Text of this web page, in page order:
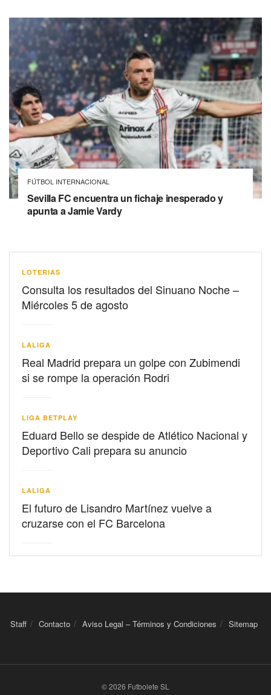
FÚTBOL INTERNACIONAL
Sevilla FC encuentra un fichaje inesperado y
apunta a Jamie Vardy
LOTERIAS
Consulta los resultados del Sinuano Noche –
Miércoles 5 de agosto
LALIGA
Real Madrid prepara un golpe con Zubimendi
si se rompe la operación Rodri
LIGA BETPLAY
Eduard Bello se despide de Atlético Nacional y
Deportivo Cali prepara su anuncio
LALIGA
El futuro de Lisandro Martínez vuelve a
cruzarse con el FC Barcelona
Staff Contacto Aviso Legal – Términos y Condiciones Sitemap
© 2026 Futbolete SL